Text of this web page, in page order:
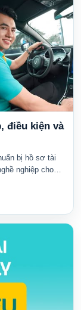
điều kiện và
bị hồ sơ tài
nghiệp cho